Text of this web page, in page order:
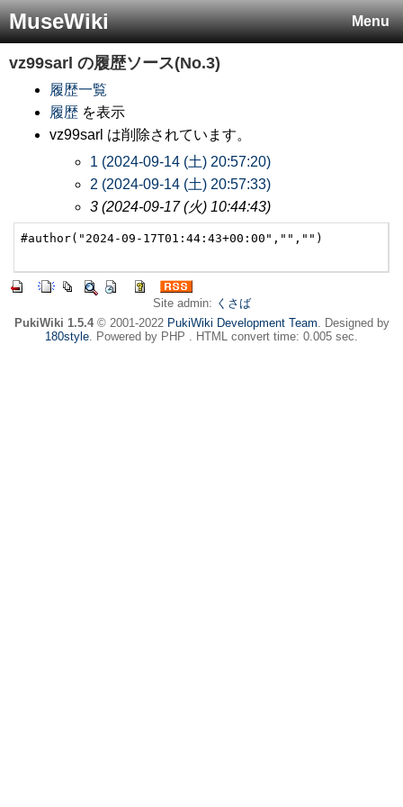
Menu
MuseWiki
vz99sarl の履歴ソース(No.3)
履歴一覧
履歴 を表示
vz99sarl は削除されています。
1 (2024-09-14 (土) 20:57:20)
2 (2024-09-14 (土) 20:57:33)
3 (2024-09-17 (火) 10:44:43)
#author("2024-09-17T01:44:43+00:00","","")
Site admin: くさば
PukiWiki 1.5.4© 2001-2022 PukiWiki Development Team. Designed by
180style. Powered by PHP . HTML convert time: 0.005 sec.